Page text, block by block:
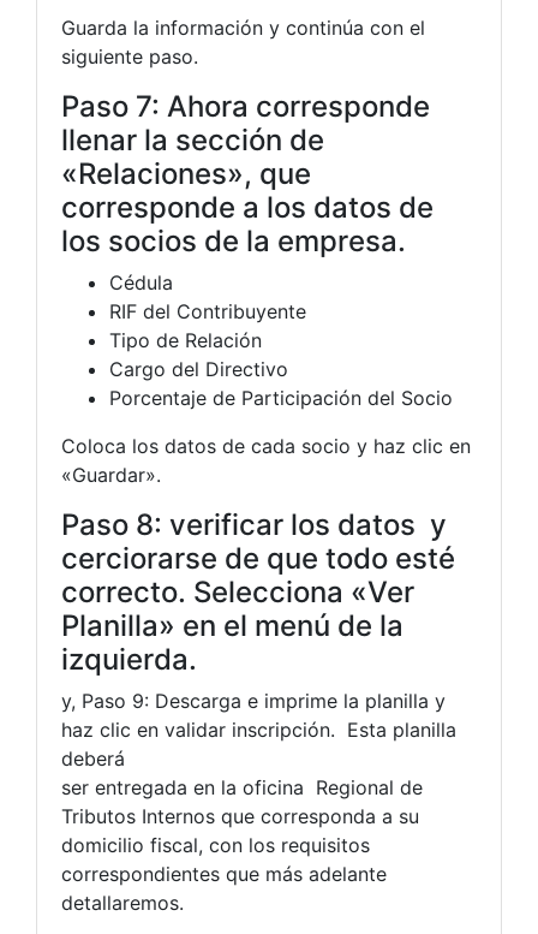
Guarda la información y continúa con el
siguiente paso.
Paso 7: Ahora corresponde
llenar la sección de
«Relaciones», que
corresponde a los datos de
los socios de la empresa.
Cédula
RIF del Contribuyente
Tipo de Relación
Cargo del Directivo
Porcentaje de Participación del Socio
Coloca los datos de cada socio y haz clic en
«Guardar».
Paso 8: verificar los datos y
cerciorarse de que todo esté
correcto. Selecciona «Ver
Planilla» en el menú de la
izquierda.
y, Paso 9: Descarga e imprime la planilla y
haz clic en validar inscripción. Esta planilla
deberá
ser entregada en la oficina Regional de
Tributos Internos que corresponda a su
domicilio fiscal, con los requisitos
correspondientes que más adelante
detallaremos.